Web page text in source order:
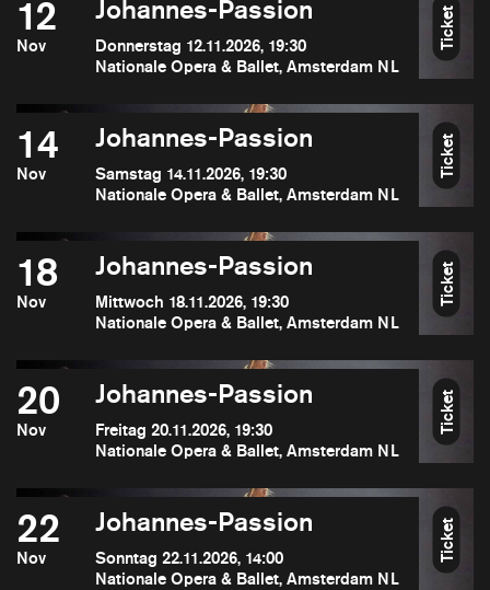
12
Nov
Johannes-Passion
Donnerstag 12.11.2026, 19:30
Nationale Opera & Ballet, Amsterdam NL
Ticket
14
Nov
Johannes-Passion
Samstag 14.11.2026, 19:30
Nationale Opera & Ballet, Amsterdam NL
Ticket
18
Nov
Johannes-Passion
Mittwoch 18.11.2026, 19:30
Nationale Opera & Ballet, Amsterdam NL
Ticket
20
Nov
Johannes-Passion
Freitag 20.11.2026, 19:30
Nationale Opera & Ballet, Amsterdam NL
Ticket
22
Nov
Johannes-Passion
Sonntag 22.11.2026, 14:00
Nationale Opera & Ballet, Amsterdam NL
Ticket